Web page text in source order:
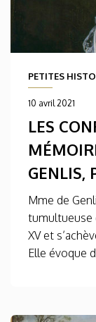
PETITES
10 avril 2021
LES
GENLIS,
Mme de
tumultueuse
XV et
Elle évoque